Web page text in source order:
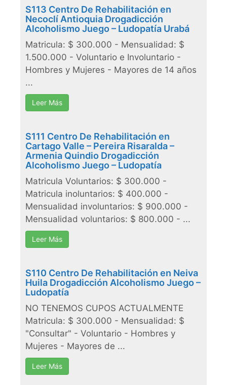
S113 Centro De Rehabilitación en
Necoclí Antioquia Drogadicción
Alcoholismo Juego – Ludopatía Urabá
Matricula: $ 300.000 - Mensualidad: $
1.500.000 - Voluntario e Involuntario -
Hombres y Mujeres - Mayores de 14 años
...
Leer Más
S111 Centro De Rehabilitación en
Cartago Valle – Pereira Risaralda –
Armenia Quindio Drogadicción
Alcoholismo Juego – Ludopatía
Matricula Voluntarios: $ 300.000 -
Matricula inoluntarios: $ 400.000 -
Mensualidad involuntarios: $ 900.000 -
Mensualidad voluntarios: $ 800.000 - ...
Leer Más
S110 Centro De Rehabilitación en Neiva
Huila Drogadicción Alcoholismo Juego –
Ludopatía
NO TENEMOS CUPOS ACTUALMENTE
Matricula: $ 300.000 - Mensualidad: $
"Consultar" - Voluntario - Hombres y
Mujeres - Mayores de ...
Leer Más